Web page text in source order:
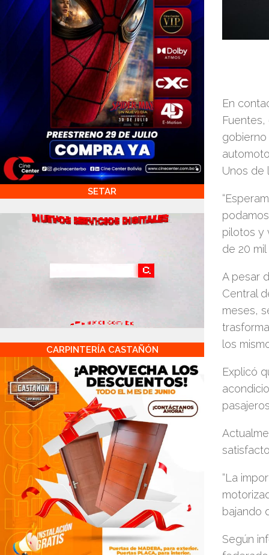
En
Unos de
pilotos y
de 20
A pesar
Central
meses,
los
Explicó
“La
bajando
Según
SETAR
CARPINTERÍA CASTAÑÓN